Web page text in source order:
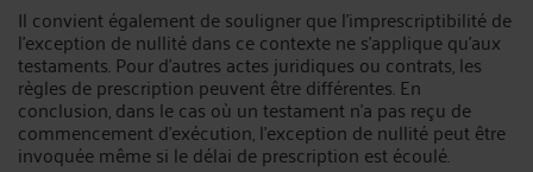
Il convient également de souligner que l'imprescriptibilité de
l'exception de nullité dans ce contexte ne s'applique qu'aux
testaments. Pour d'autres actes juridiques ou contrats, les
règles de prescription peuvent être différentes. En
conclusion, dans le cas où un testament n'a pas reçu de
commencement d'exécution, l'exception de nullité peut être
invoquée même si le délai de prescription est écoulé.